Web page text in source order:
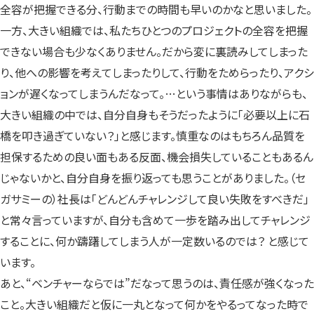
全容が把握できる分、行動までの時間も早いのかなと思いました。
一方、大きい組織では、私たちひとつのプロジェクトの全容を把握
できない場合も少なくありません。だから変に裏読みしてしまった
り、他への影響を考えてしまったりして、行動をためらったり、アクシ
ョンが遅くなってしまうんだなって。…という事情はありながらも、
大きい組織の中では、自分自身もそうだったように「必要以上に石
橋を叩き過ぎていない？」と感じます。慎重なのはもちろん品質を
担保するための良い面もある反面、機会損失していることもあるん
じゃないかと、自分自身を振り返っても思うことがありました。（セ
ガサミーの）社長は「どんどんチャレンジして良い失敗をすべきだ」
と常々言っていますが、自分も含めて一歩を踏み出してチャレンジ
することに、何か躊躇してしまう人が一定数いるのでは？ と感じて
います。
あと、“ベンチャーならでは”だなって思うのは、責任感が強くなった
こと。大きい組織だと仮に一丸となって何かをやるってなった時で